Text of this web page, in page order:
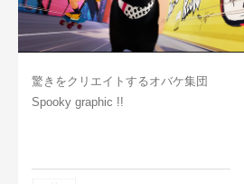
驚きをクリエイトするオバケ集団
Spooky graphic !!